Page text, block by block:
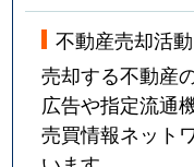
不動産売却活動
売却する不動産
広告や指定流通
売買情報ネット